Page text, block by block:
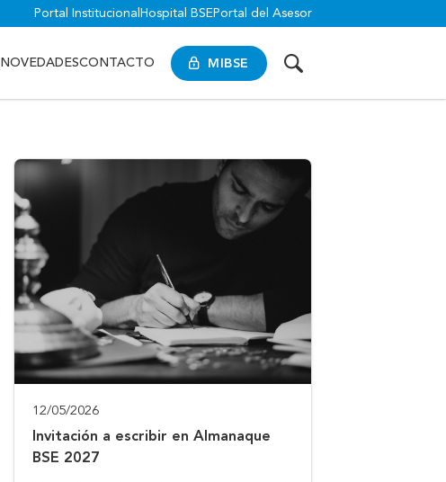
Portal Institucional Hospital BSE Portal del Asesor
MIBSE
NOVEDADESCONTACTO
12/05/2026
Invitación a escribir en Almanaque
BSE 2027